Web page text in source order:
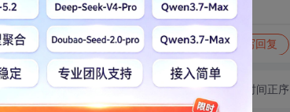
举报 写回复
切换为时间正序